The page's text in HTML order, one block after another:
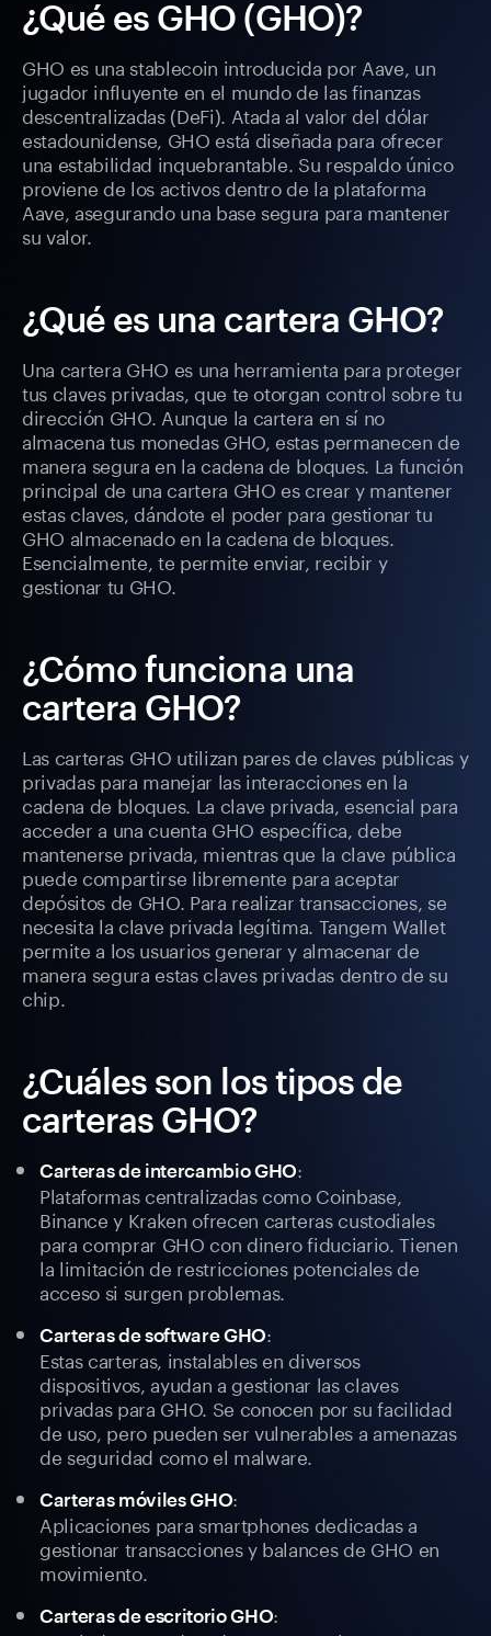
¿Qué es GHO (GHO)?
GHO es una stablecoin introducida por Aave, un
jugador influyente en el mundo de las finanzas
descentralizadas (DeFi). Atada al valor del dólar
estadounidense, GHO está diseñada para ofrecer
una estabilidad inquebrantable. Su respaldo único
proviene de los activos dentro de la plataforma
Aave, asegurando una base segura para mantener
su valor.
¿Qué es una cartera GHO?
Una cartera GHO es una herramienta para proteger
tus claves privadas, que te otorgan control sobre tu
dirección GHO. Aunque la cartera en sí no
almacena tus monedas GHO, estas permanecen de
manera segura en la cadena de bloques. La función
principal de una cartera GHO es crear y mantener
estas claves, dándote el poder para gestionar tu
GHO almacenado en la cadena de bloques.
Esencialmente, te permite enviar, recibir y
gestionar tu GHO.
¿Cómo funciona una
cartera GHO?
Las carteras GHO utilizan pares de claves públicas y
privadas para manejar las interacciones en la
cadena de bloques. La clave privada, esencial para
acceder a una cuenta GHO específica, debe
mantenerse privada, mientras que la clave pública
puede compartirse libremente para aceptar
depósitos de GHO. Para realizar transacciones, se
necesita la clave privada legítima. Tangem Wallet
permite a los usuarios generar y almacenar de
manera segura estas claves privadas dentro de su
chip.
¿Cuáles son los tipos de
carteras GHO?
Carteras de intercambio GHO:
Plataformas centralizadas como Coinbase,
Binance y Kraken ofrecen carteras custodiales
para comprar GHO con dinero fiduciario. Tienen
la limitación de restricciones potenciales de
acceso si surgen problemas.
Carteras de software GHO:
Estas carteras, instalables en diversos
dispositivos, ayudan a gestionar las claves
privadas para GHO. Se conocen por su facilidad
de uso, pero pueden ser vulnerables a amenazas
de seguridad como el malware.
Carteras móviles GHO:
Aplicaciones para smartphones dedicadas a
gestionar transacciones y balances de GHO en
movimiento.
Carteras de escritorio GHO: